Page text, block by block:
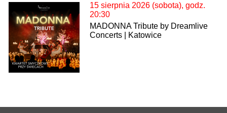
15 sierpnia 2026 (sobota), godz.
20:30
MADONNA Tribute by Dreamlive
Concerts | Katowice